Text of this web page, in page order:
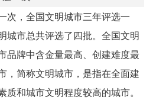
次，全国文明城市三年评选一
城市总共评选了四批。全国文明
品牌中含金量最高、创建难度最
，简称文明城市，是指在全面建
和城市文明程度较高的城市。